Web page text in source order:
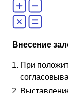
Внесение
При